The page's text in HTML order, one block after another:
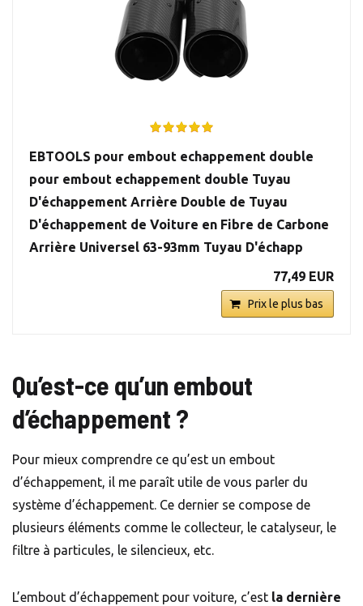
EBTOOLS pour embout echappement double
pour embout echappement double Tuyau
D'échappement Arrière Double de Tuyau
D'échappement de Voiture en Fibre de Carbone
Arrière Universel 63-93mm Tuyau D'échapp
77,49 EUR
Prix le plus bas
Qu’est-ce qu’un embout
d’échappement ?
Pour mieux comprendre ce qu’est un embout
d’échappement, il me paraît utile de vous parler du
système d’échappement. Ce dernier se compose de
plusieurs éléments comme le collecteur, le catalyseur, le
filtre à particules, le silencieux, etc.
L’embout d’échappement pour voiture, c’est la dernière